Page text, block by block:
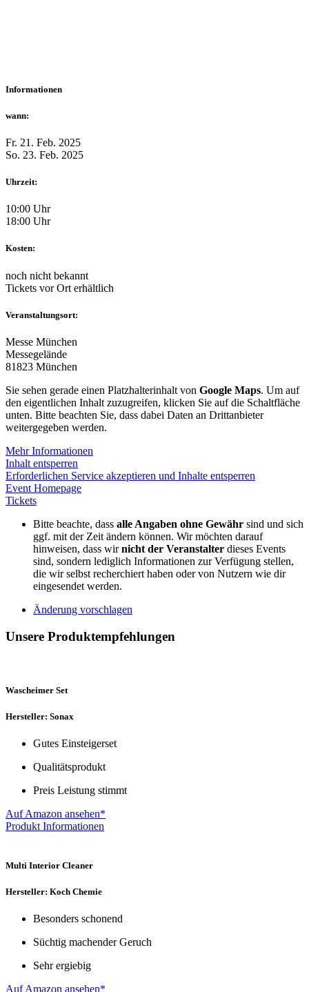
Informationen
wann:
Fr. 21. Feb. 2025
So. 23. Feb. 2025
Uhrzeit:
10:00 Uhr
18:00 Uhr
Kosten:
noch nicht bekannt
Tickets vor Ort erhältlich
Veranstaltungsort:
Messe München
Messegelände
81823 München
Sie sehen gerade einen Platzhalterinhalt von Google Maps. Um auf
den eigentlichen Inhalt zuzugreifen, klicken Sie auf die Schaltfläche
unten. Bitte beachten Sie, dass dabei Daten an Drittanbieter
weitergegeben werden.
Mehr Informationen
Inhalt entsperren
Erforderlichen Service akzeptieren und Inhalte entsperren
Event Homepage
Tickets
Bitte beachte, dass alle Angaben ohne Gewähr sind und sich
ggf. mit der Zeit ändern können. Wir möchten darauf
hinweisen, dass wirnicht der Veranstalter dieses Events
sind, sondern lediglich Informationen zur Verfügung stellen,
die wir selbst recherchiert haben oder von Nutzern wie dir
eingesendet werden.
Änderung vorschlagen
Unsere Produktempfehlungen
Wascheimer Set
Hersteller: Sonax
Gutes Einsteigerset
Qualitätsprodukt
Preis Leistung stimmt
Auf Amazon ansehen*
Produkt Informationen
Multi Interior Cleaner
Hersteller: Koch Chemie
Besonders schonend
Süchtig machender Geruch
Sehr ergiebig
Auf Amazon ansehen*